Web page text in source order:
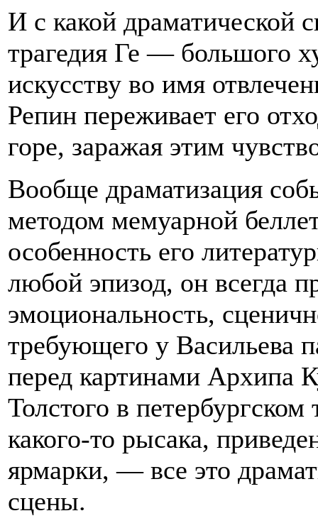
И с какой драматической
трагедия Ге — большого
искусству во имя
Репин переживает его
горе, заражая этим
Вообще драматизация
методом мемуарной
особенность его
любой эпизод, он всегда
эмоциональность,
требующего у Васильева
перед картинами Архипа
Толстого в
какого-то рысака,
ярмарки, — все это
сцены.